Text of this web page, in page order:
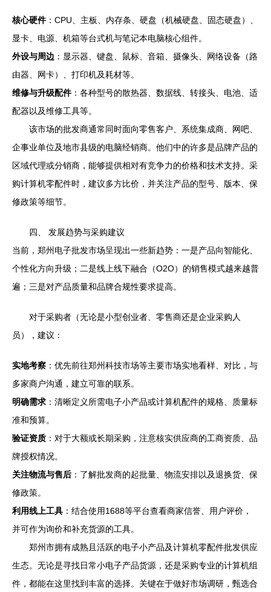
核心硬件：CPU、主板、内存条、硬盘（机械硬盘、固态硬盘）、
显卡、电源、机箱等台式机与笔记本电脑核心组件。
外设与周边 ：显示器、键盘、鼠标、音箱、摄像头、网络设备（路
由器、网卡）、打印机及耗材等。
维修与升级配件：各种型号的散热器、数据线、转接头、电池、适
配器以及维修工具等。
该市场的批发商通常同时面向零售客户、系统集成商、网吧、
企事业单位及地市县级的电脑经销商。他们中的许多是品牌产品的
区域代理或分销商，能够提供相对有竞争力的价格和技术支持。采
购计算机零配件时，建议多方比价，并关注产品的型号、版本、保
修政策等细节。
四、 发展趋势与采购建议
当前，郑州电子批发市场呈现出一些新趋势：一是产品向智能化、
个性化方向升级；二是线上线下融合（O2O）的销售模式越来越普
遍；三是对产品质量和品牌合规性要求提高。
对于采购者（无论是小型创业者、零售商还是企业采购人
员），建议：
实地考察 ：优先前往郑州科技市场等主要市场实地看样、对比，与
多家商户沟通，建立可靠的联系。
明确需求 ：清晰定义所需电子小产品或计算机配件的规格、质量标
准和预算。
验证资质 ：对于大额或长期采购，注意核实供应商的工商资质、品
牌授权情况。
关注物流与售后 ：了解批发商的起批量、物流安排以及退换货、保
修政策。
利用线上工具 ：结合使用1688等平台查看商家信誉、用户评价，
并可作为询价和补充货源的工具。
郑州市拥有成熟且活跃的电子小产品及计算机零配件批发供应
生态。无论是寻找日常小电子产品货源，还是采购专业的计算机组
件，都能在这里找到丰富的选择。关键在于做好市场调研，甄选合